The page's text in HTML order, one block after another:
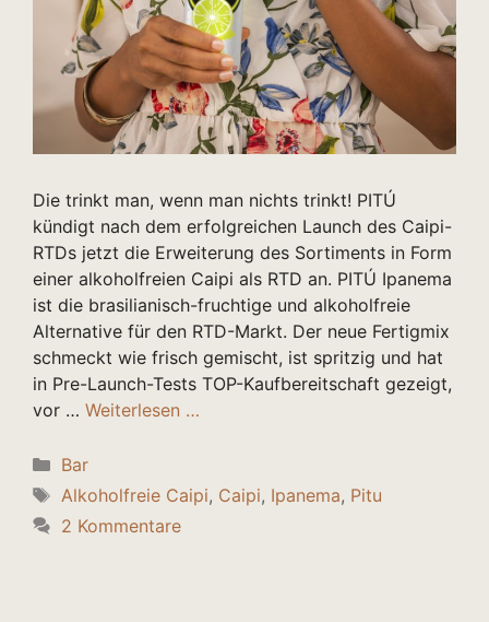
Die trinkt man, wenn man nichts trinkt! PITÚ
kündigt nach dem erfolgreichen Launch des Caipi-
RTDs jetzt die Erweiterung des Sortiments in Form
einer alkoholfreien Caipi als RTD an. PITÚ Ipanema
ist die brasilianisch-fruchtige und alkoholfreie
Alternative für den RTD-Markt. Der neue Fertigmix
schmeckt wie frisch gemischt, ist spritzig und hat
in Pre-Launch-Tests TOP-Kaufbereitschaft gezeigt,
vor … Weiterlesen …
Kategorien
Bar
Schlagwörter
Alkoholfreie Caipi, Caipi, Ipanema, Pitu
2 Kommentare